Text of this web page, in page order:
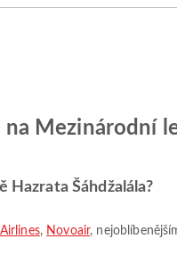
Mezinárodní
Šáhdžalála?
, Novoair,